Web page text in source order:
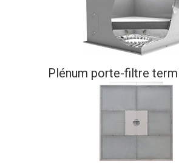
Plénum porte-filtre